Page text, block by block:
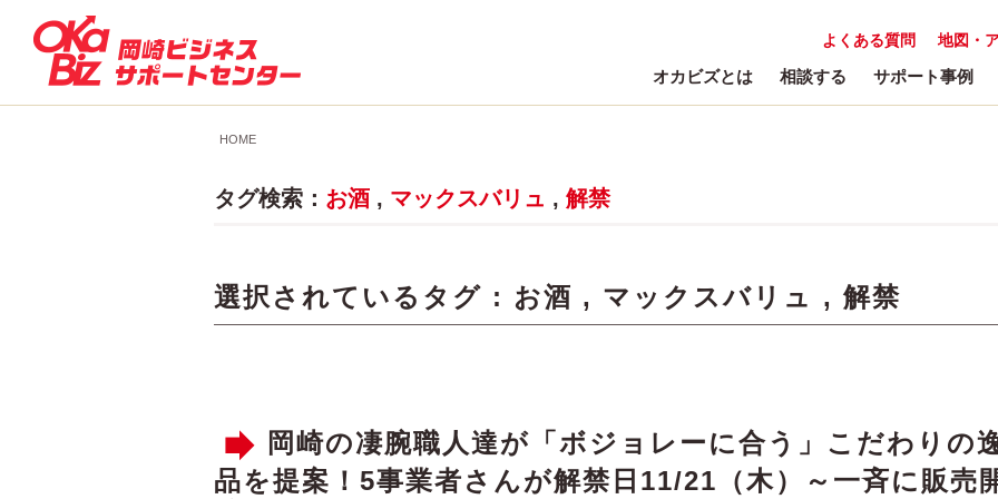
地図・
よくある質問
オカビズとは 相談する サポート事例
HOME
タグ検索： お酒 , マックスバリュ , 解禁
選択されているタグ : お酒 , マックスバリュ , 解禁
岡崎の凄腕職人達が「ボジョレーに合う」こだわりの
品を提案！5事業者さんが解禁日11/21（木）～一斉に販売